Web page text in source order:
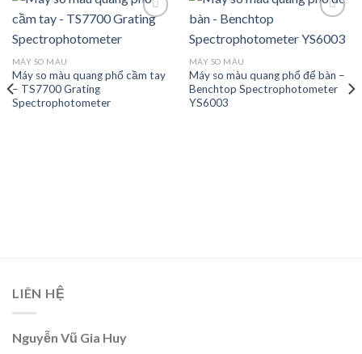
MÁY SO MÀU
Máy so màu quang phổ cầm tay
– TS7700 Grating
Spectrophotometer
MÁY SO MÀU
Máy so màu quang phổ để bàn –
Benchtop Spectrophotometer
YS6003
LIÊN HỆ
Nguyễn Vũ Gia Huy